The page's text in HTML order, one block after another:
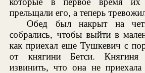
прельщали его, а теперь
Обед был накрыт на
собрались, чтобы выйти в
как приехал еще Тушкевич с
от княгини Бетси. Княгиня
извинить, что она не приехала